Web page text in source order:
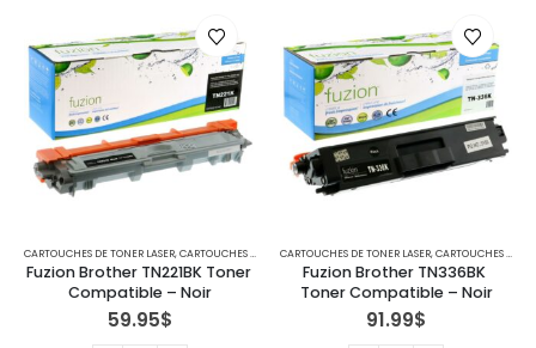
, IMPRIMANTES MFC
CARTOUCHES DE TONER LASER,CARTOUCHES POUR IMPRIMANTES BROTHER , IMPRIMANTES MFC
Fuzion Brother TN221BK Toner
Compatible – Noir
59.95$
CARTOUCHES DE TONER LASER,CARTOUCHES POUR IMPRIMANTES BROTHER
Fuzion Brother TN336BK
Toner Compatible – Noir
91.99$